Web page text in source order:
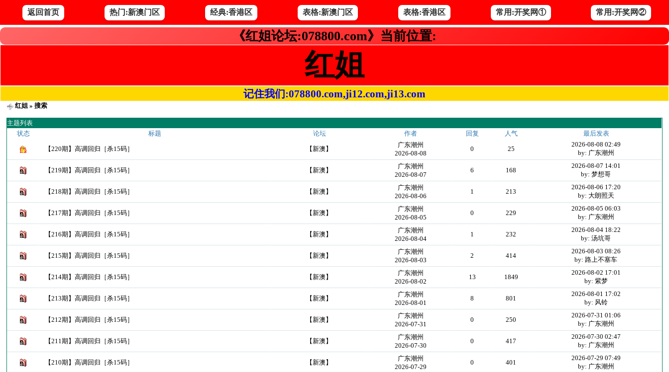
返回首页 热门:新澳门区 经典:香港区 表格:新澳门区 表格:香港区 常用:开奖网① 常用:开奖网②
《红姐论坛:078800.com》当前位置:
红姐
记住我们:078800.com,ji12.com,ji13.com
红姐 » 搜索
主题列表
状态
标题 论坛 作者 回复 人气 最后发表
【220期】高调回归［杀15码］ 【新澳】
广东潮州
2026-08-08
0 25
2026-08-08 02:49
by: 广东潮州
【219期】高调回归［杀15码］ 【新澳】
广东潮州
2026-08-07
6 168
2026-08-07 14:01
by: 梦想哥
【218期】高调回归［杀15码］ 【新澳】
广东潮州
2026-08-06
1 213
2026-08-06 17:20
by: 大朗照天
【217期】高调回归［杀15码］ 【新澳】
广东潮州
2026-08-05
0 229
2026-08-05 06:03
by: 广东潮州
【216期】高调回归［杀15码］ 【新澳】
广东潮州
2026-08-04
1 232
2026-08-04 18:22
by: 汤坑哥
【215期】高调回归［杀15码］ 【新澳】
广东潮州
2026-08-03
2 414
2026-08-03 08:26
by: 路上不塞车
【214期】高调回归［杀15码］ 【新澳】
广东潮州
2026-08-02
13 1849
2026-08-02 17:01
by: 紫梦
【213期】高调回归［杀15码］ 【新澳】
广东潮州
2026-08-01
8 801
2026-08-01 17:02
by: 风铃
【212期】高调回归［杀15码］ 【新澳】
广东潮州
2026-07-31
0 250
2026-07-31 01:06
by: 广东潮州
【211期】高调回归［杀15码］ 【新澳】
广东潮州
2026-07-30
0 417
2026-07-30 02:47
by: 广东潮州
【210期】高调回归［杀15码］ 【新澳】
广东潮州
2026-07-29
0 401
2026-07-29 07:49
by: 广东潮州